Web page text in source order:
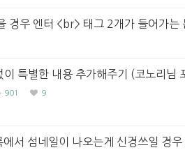
경우 엔터 <br> 태그 2개가 들어가는
이 특별한 내용 추가해주기 (코노리님
901 9
서 섬네일이 나오는게 신경쓰일 경우